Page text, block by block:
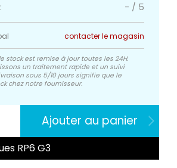
- / 5
contacter le magasin
stock est remise à jour toutes les 24H.
un traitement rapide et un suivi
sous 5/10 jours signifie que le
chez notre fournisseur.
Ajouter au panier
RP6 G3